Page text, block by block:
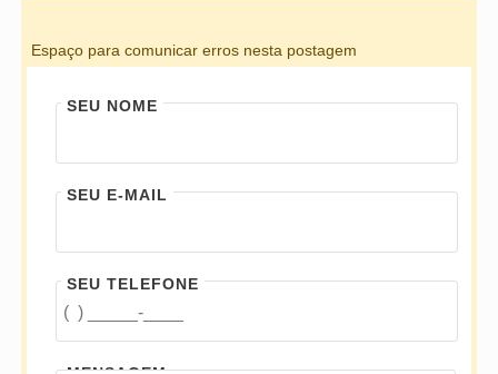
Espaço para comunicar erros nesta postagem
SEU NOME
SEU E-MAIL
SEU TELEFONE